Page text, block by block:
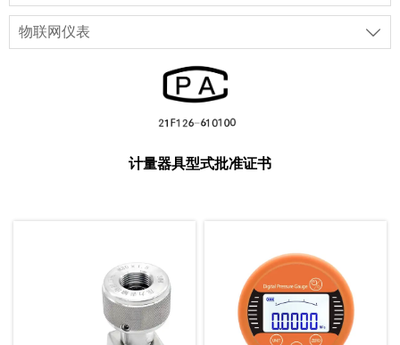
物联网仪表 
计量器具型式批准证书